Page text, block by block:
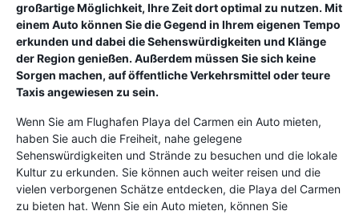
großartige Möglichkeit, Ihre Zeit dort optimal zu nutzen. Mit
einem Auto können Sie die Gegend in Ihrem eigenen Tempo
erkunden und dabei die Sehenswürdigkeiten und Klänge
der Region genießen. Außerdem müssen Sie sich keine
Sorgen machen, auf öffentliche Verkehrsmittel oder teure
Taxis angewiesen zu sein.
Wenn Sie am Flughafen Playa del Carmen ein Auto mieten,
haben Sie auch die Freiheit, nahe gelegene
Sehenswürdigkeiten und Strände zu besuchen und die lokale
Kultur zu erkunden. Sie können auch weiter reisen und die
vielen verborgenen Schätze entdecken, die Playa del Carmen
zu bieten hat. Wenn Sie ein Auto mieten, können Sie